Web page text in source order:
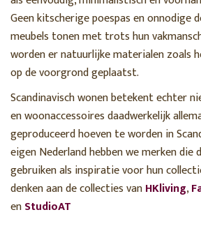
Geen kitscherige poespas en onnodige
meubels tonen met trots hun
worden er natuurlijke materialen zoals
op de voorgrond geplaatst.
Scandinavisch wonen betekent echter
en woonaccessoires daadwerkelijk
geproduceerd hoeven te worden in
eigen Nederland hebben we merken die
gebruiken als inspiratie voor hun
denken aan de collecties vanHKliving,
enStudioAT